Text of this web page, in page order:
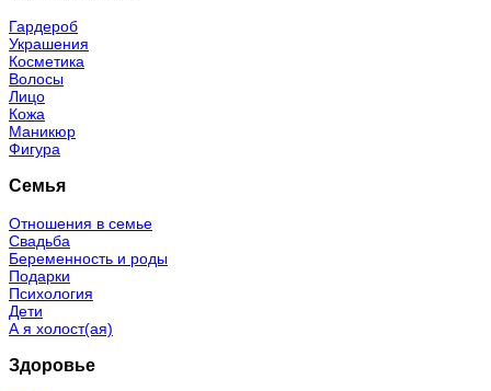
Гардероб
Украшения
Косметика
Волосы
Лицо
Кожа
Маникюр
Фигура
Семья
Отношения в семье
Свадьба
Беременность и роды
Подарки
Психология
Дети
А я холост(ая)
Здоровье